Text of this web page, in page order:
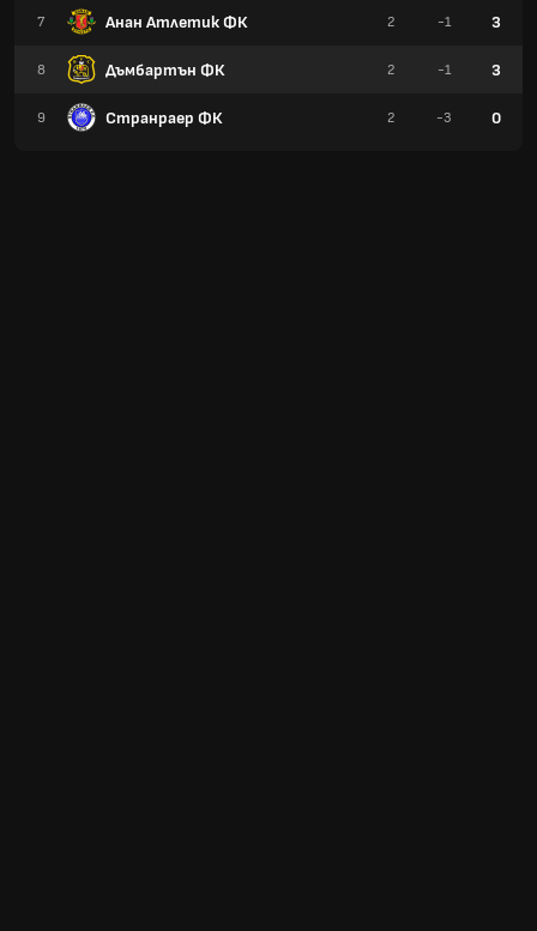
7 Анан Атлетик ФК
8 Дъмбартън ФК
9 Странраер ФК
2 -1 3
2 -1 3
2 -3 0